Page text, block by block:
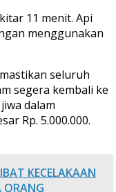
11 menit. Api
menggunakan
seluruh
segera kembali ke
dalam
Rp. 5.000.000.
KECELAKAAN
ORANG